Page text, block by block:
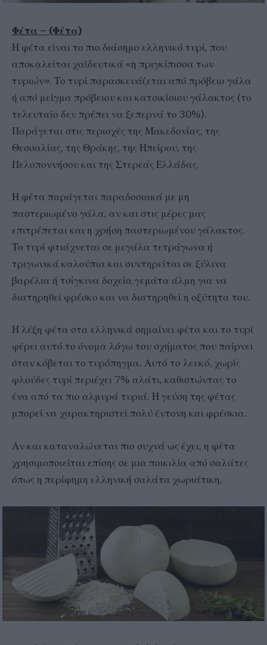
Φέτα – (Φέτα)
Η φέτα είναι το πιο διάσημο ελληνικό τυρί, που
αποκαλείται χαϊδευτικά «η πριγκίπισσα των
τυριών». Το τυρί παρασκευάζεται από πρόβειο γάλα
ή από μείγμα πρόβειου και κατσικίσιου γάλακτος (το
τελευταίο δεν πρέπει να ξεπερνά το 30%).
Παράγεται στις περιοχές της Μακεδονίας, της
Θεσσαλίας, της Θράκης, της Ηπείρου, της
Πελοποννήσου και της Στερεάς Ελλάδας.
Η φέτα παράγεται παραδοσιακά με μη
παστεριωμένο γάλα, αν και στις μέρες μας
επιτρέπεται και η χρήση παστεριωμένου γάλακτος.
Το τυρί φτιάχνεται σε μεγάλα τετράγωνα ή
τριγωνικά καλούπια και συντηρείται σε ξύλινα
βαρέλια ή τσίγκινα δοχεία γεμάτα άλμη για να
διατηρηθεί φρέσκο και να διατηρηθεί η οξύτητα του.
Η λέξη φέτα στα ελληνικά σημαίνει φέτα και το τυρί
φέρει αυτό το όνομα λόγω του σχήματος που παίρνει
όταν κόβεται το τυρόπηγμα. Αυτό το λευκό, χωρίς
φλούδες τυρί περιέχει 7% αλάτι, καθιστώντας το
ένα από τα πιο αλμυρά τυριά. Η γεύση της φέτας
μπορεί να χαρακτηριστεί πολύ έντονη και φρέσκια.
Αν και καταναλώνεται πιο συχνά ως έχει, η φέτα
χρησιμοποιείται επίσης σε μια ποικιλία από σαλάτες
όπως η περίφημη ελληνική σαλάτα χωριάτικη.